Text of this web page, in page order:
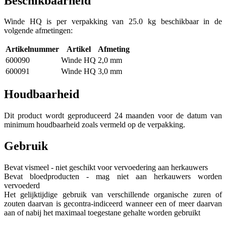
Winde HQ is per verpakking van 25.0 kg beschikbaar in de
volgende afmetingen:
Artikelnummer Artikel
Afmeting
600090
Winde HQ 2,0 mm
600091
Winde HQ 3,0 mm
Houdbaarheid
Dit product wordt geproduceerd 24 maanden voor de datum van
minimum houdbaarheid zoals vermeld op de verpakking.
Gebruik
Bevat vismeel - niet geschikt voor vervoedering aan herkauwers
Bevat bloedproducten - mag niet aan herkauwers worden
vervoederd
Het gelijktijdige gebruik van verschillende organische zuren of
zouten daarvan is gecontra-indiceerd wanneer een of meer daarvan
aan of nabij het maximaal toegestane gehalte worden gebruikt